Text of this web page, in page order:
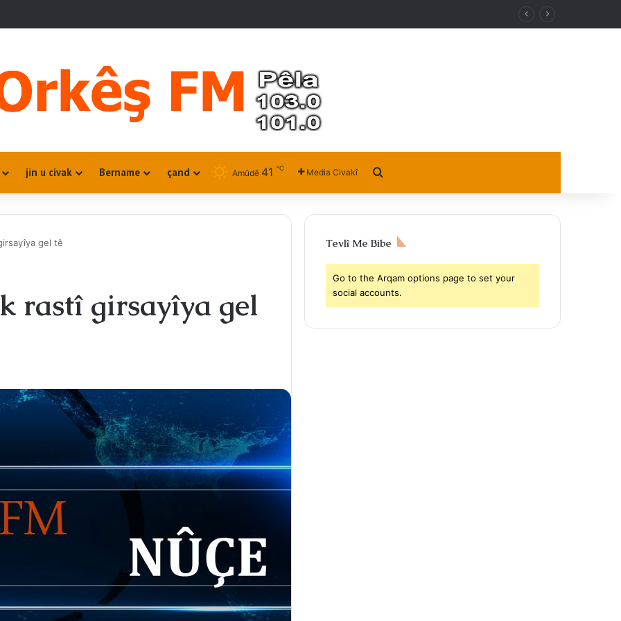
jin u civak Bername çand Amûdê 41 ℃ Media Civakî
gel tê
rastî girsayîya gel
Tevlî Me Bibe
Go to the Arqam options page to set your
social accounts.